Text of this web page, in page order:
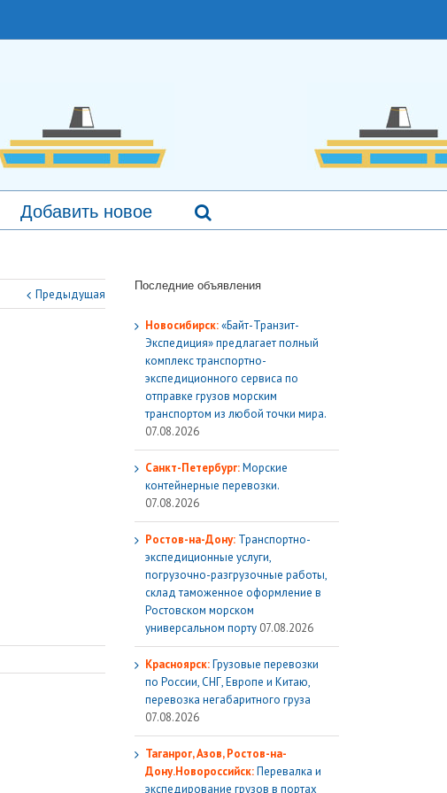
Добавить новое
Предыдущая
Последние объявления
Новосибирск:«Байт-Транзит-
Экспедиция» предлагает полный
комплекс транспортно-
экспедиционного сервиса по
отправке грузов морским
транспортом из любой точки мира.
07.08.2026
Санкт-Петербург:Морские
контейнерные перевозки.
07.08.2026
Ростов-на-Дону: Транспортно-
экспедиционные услуги,
погрузочно-разгрузочные работы,
склад таможенное оформление в
Ростовском морском
универсальном порту 07.08.2026
Красноярск:Грузовые перевозки
по России, СНГ, Европе и Китаю,
перевозка негабаритного груза
07.08.2026
Таганрог, Азов, Ростов-на-
Дону.Новороссийск:Перевалка и
экспедирование грузов в портах